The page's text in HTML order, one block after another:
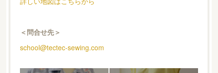
＜問合せ先＞
school@tectec-sewing.com